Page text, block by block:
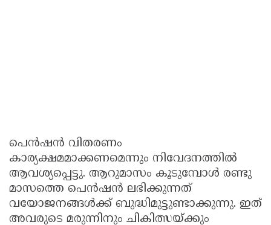
പെൻഷൻ വിതരണം
കാര്യക്ഷമമാക്കണമെന്നും നിവേദനത്തിൽ
ആവശ്യപ്പെട്ടു. ആറുമാസം കൂടുമ്പോൾ രണ്ടു
മാസത്തെ പെൻഷൻ ലഭിക്കുന്നത്
വയോജനങ്ങൾക്ക് ബുദ്ധിമുട്ടുണ്ടാക്കുന്നു. ഇത്
അവരുടെ മരുന്നിനും ചികിത്സയ്ക്കും